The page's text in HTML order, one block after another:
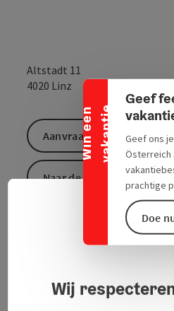
W
i
n
e
e
n
v
a
k
a
n
t
ie
Banner inklappen
Geef
Geef ons
Österreich
prachtige
Doe
Altstadt 11
4020 Linz
Contact
Aanvraag versturen
Naar de website
Wij